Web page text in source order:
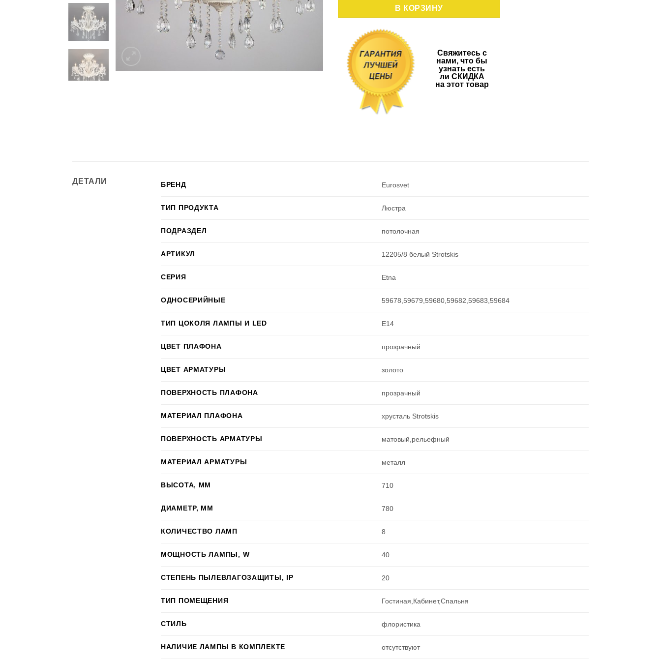
,80 руб..
В КОРЗИНУ
Свяжитесь с
нами, что бы
узнать есть
ли СКИДКА
на этот товар
ДЕТАЛИ БРЕНД Eurosvet
ТИП ПРОДУКТА Люстра
ПОДРАЗДЕЛ потолочная
АРТИКУЛ 12205/8 белый Strotskis
СЕРИЯ Etna
ОДНОСЕРИЙНЫЕ 59678,59679,59680,59682,59683,59684
ТИП ЦОКОЛЯ ЛАМПЫ И LED E14
ЦВЕТ ПЛАФОНА прозрачный
ЦВЕТ АРМАТУРЫ золото
ПОВЕРХНОСТЬ ПЛАФОНА прозрачный
МАТЕРИАЛ ПЛАФОНА хрусталь Strotskis
ПОВЕРХНОСТЬ АРМАТУРЫ матовый,рельефный
МАТЕРИАЛ АРМАТУРЫ металл
ВЫСОТА, ММ 710
ДИАМЕТР, ММ 780
КОЛИЧЕСТВО ЛАМП 8
МОЩНОСТЬ ЛАМПЫ, W 40
СТЕПЕНЬ ПЫЛЕВЛАГОЗАЩИТЫ, IP 20
ТИП ПОМЕЩЕНИЯ Гостиная,Кабинет,Спальня
СТИЛЬ флористика
НАЛИЧИЕ ЛАМПЫ В КОМПЛЕКТЕ отсутствуют